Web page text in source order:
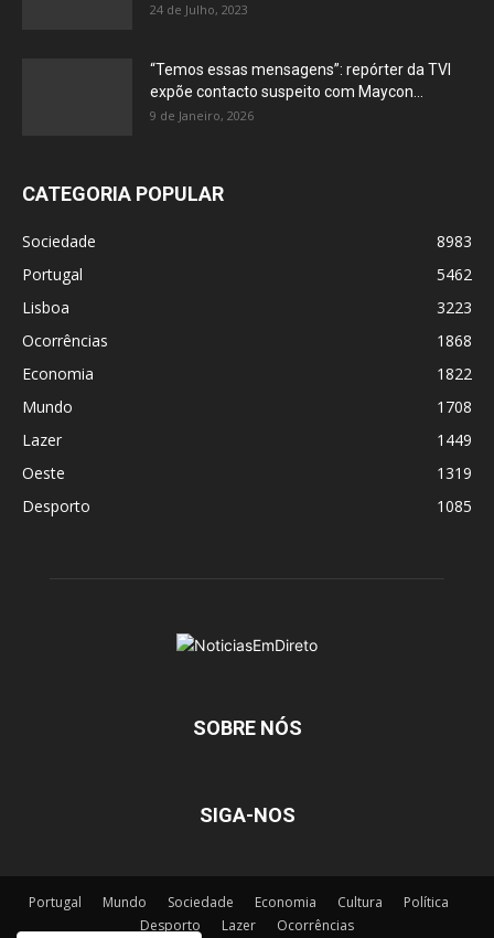
24 de Julho, 2023
“Temos essas mensagens”: repórter da TVI
expõe contacto suspeito com Maycon...
9 de Janeiro, 2026
CATEGORIA POPULAR
Sociedade
8983
Portugal
5462
Lisboa
3223
Ocorrências
1868
Economia
1822
Mundo
1708
Lazer
1449
Oeste
1319
Desporto
1085
SOBRE NÓS
SIGA-NOS
Portugal Mundo Sociedade Economia Cultura
Política
Desporto
Lazer Ocorrências